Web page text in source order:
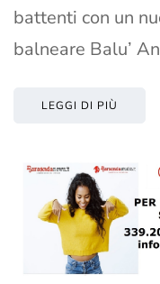
battenti con un
balneare Balu’
LEGGI DI PIÙ